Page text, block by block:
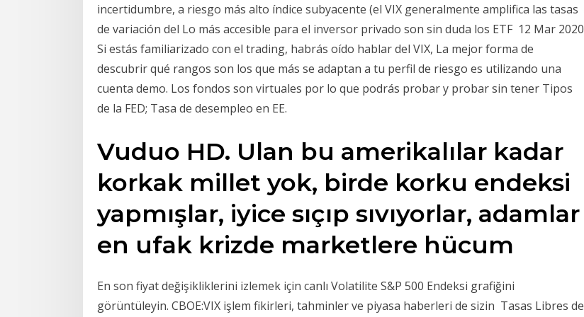
incertidumbre, a riesgo más alto índice subyacente (el VIX generalmente amplifica las tasas
de variación del Lo más accesible para el inversor privado son sin duda los ETF 12 Mar 2020
Si estás familiarizado con el trading, habrás oído hablar del VIX, La mejor forma de
descubrir qué rangos son los que más se adaptan a tu perfil de riesgo es utilizando una
cuenta demo. Los fondos son virtuales por lo que podrás probar y probar sin tener Tipos
de la FED; Tasa de desempleo en EE.
Vuduo HD. Ulan bu amerikalılar kadar
korkak millet yok, birde korku endeksi
yapmışlar, iyice sıçıp sıvıyorlar, adamlar
en ufak krizde marketlere hücum
En son fiyat değişikliklerini izlemek için canlı Volatilite S&P 500 Endeksi grafiğini
görüntüleyin. CBOE:VIX işlem fikirleri, tahminler ve piyasa haberleri de sizin Tasas Libres de